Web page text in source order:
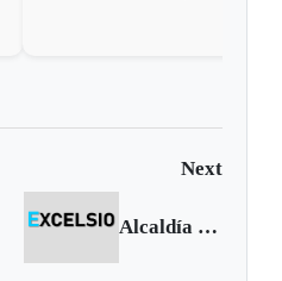
Next
Alcaldía de Duitama asegura suministro de agua a los colegios